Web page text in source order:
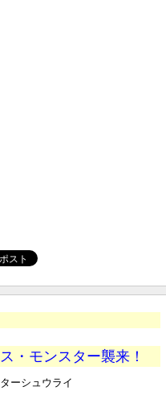
・モンスター襲来！
ーシュウライ